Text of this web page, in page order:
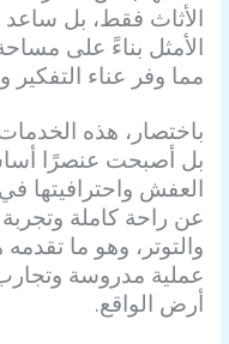
الأثاث فقط، بل
الأمثل بناءً على
مما وفر عناء التفكير
باختصار، هذه
بل أصبحت عنصرًا
العفش واحترافيتها
عن راحة كاملة
والتوتر، وهو ما
عملية مدروسة
أرض الواقع.